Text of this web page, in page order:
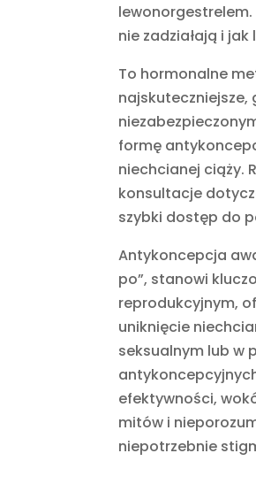
lewonorgestrelem.
nie zadziałają i
To hormonalne
formę
niechcianej ciąży.
konsultacje
szybki dostęp do
Antykoncepcja
po”, stanowi
reprodukcyjnym,
uniknięcie
seksualnym lub w
efektywności,
mitów i
niepotrzebnie